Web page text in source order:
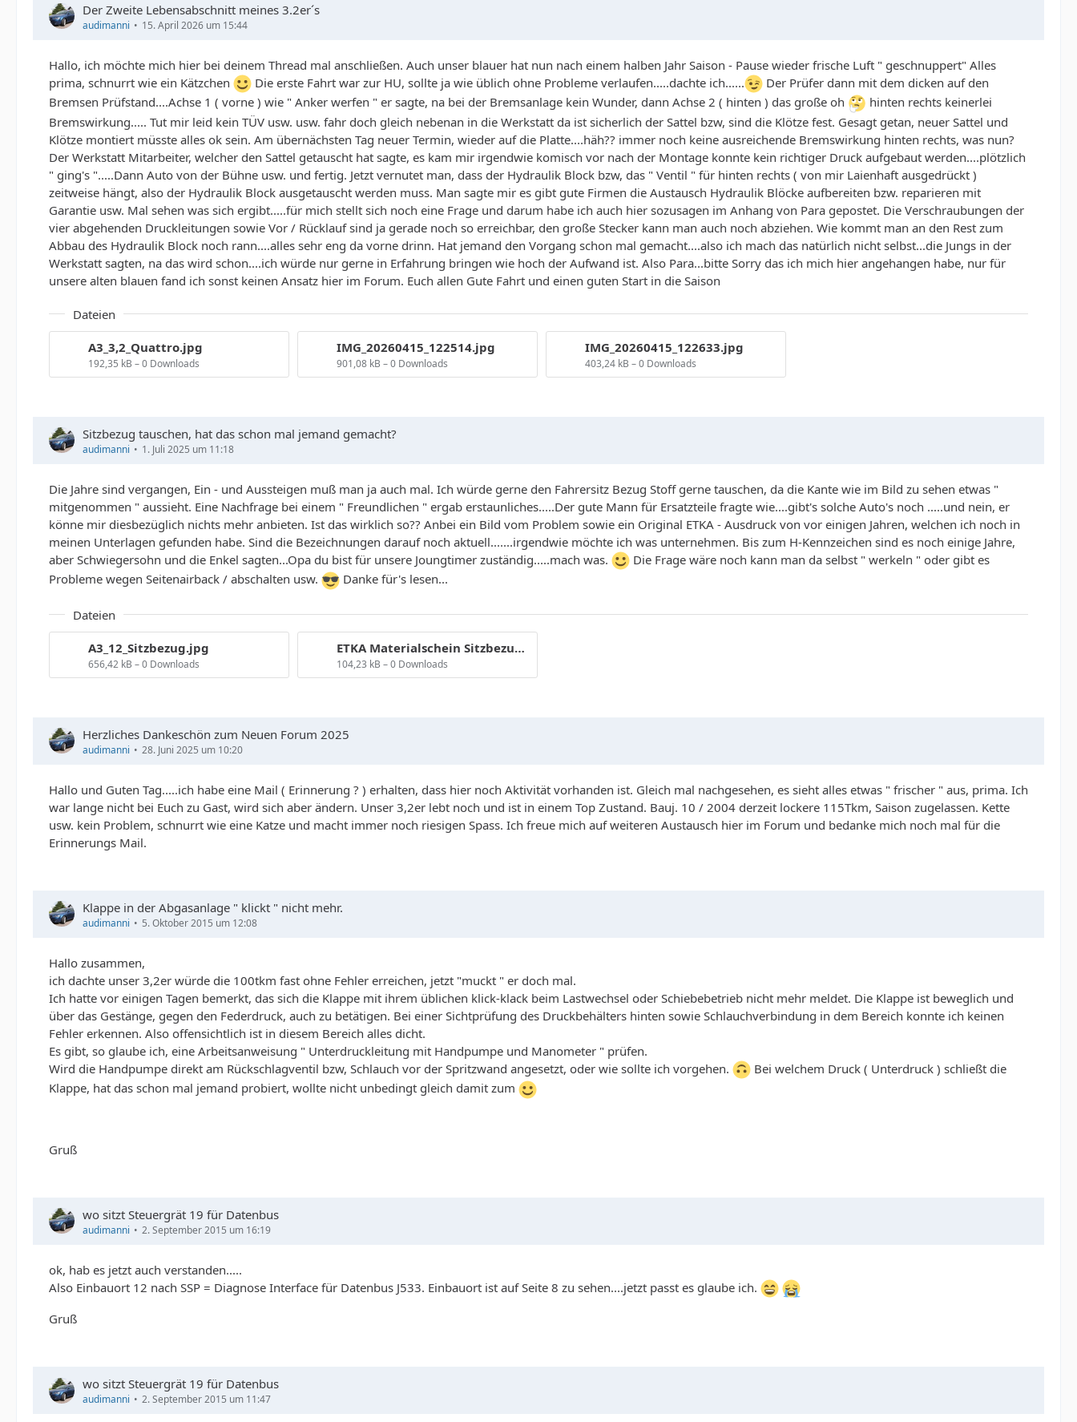
Der Zweite Lebensabschnitt meines 3.2er´s
audimanni 15. April 2026 um 15:44
Hallo, ich möchte mich hier bei deinem Thread mal anschließen. Auch unser blauer hat nun nach einem halben Jahr Saison - Pause wieder frische Luft " geschnuppert" Alles
prima, schnurrt wie ein Kätzchen
Die erste Fahrt war zur HU, sollte ja wie üblich ohne Probleme verlaufen.....dachte ich......
Der Prüfer dann mit dem dicken auf den
Bremsen Prüfstand....Achse 1 ( vorne ) wie " Anker werfen " er sagte, na bei der Bremsanlage kein Wunder, dann Achse 2 ( hinten ) das große oh
hinten rechts keinerlei
Bremswirkung..... Tut mir leid kein TÜV usw. usw. fahr doch gleich nebenan in die Werkstatt da ist sicherlich der Sattel bzw, sind die Klötze fest. Gesagt getan, neuer Sattel und
Klötze montiert müsste alles ok sein. Am übernächsten Tag neuer Termin, wieder auf die Platte....häh?? immer noch keine ausreichende Bremswirkung hinten rechts, was nun?
Der Werkstatt Mitarbeiter, welcher den Sattel getauscht hat sagte, es kam mir irgendwie komisch vor nach der Montage konnte kein richtiger Druck aufgebaut werden....plötzlich
" ging's ".....Dann Auto von der Bühne usw. und fertig. Jetzt vernutet man, dass der Hydraulik Block bzw, das " Ventil " für hinten rechts ( von mir Laienhaft ausgedrückt )
zeitweise hängt, also der Hydraulik Block ausgetauscht werden muss. Man sagte mir es gibt gute Firmen die Austausch Hydraulik Blöcke aufbereiten bzw. reparieren mit
Garantie usw. Mal sehen was sich ergibt.....für mich stellt sich noch eine Frage und darum habe ich auch hier sozusagen im Anhang von Para gepostet. Die Verschraubungen der
vier abgehenden Druckleitungen sowie Vor / Rücklauf sind ja gerade noch so erreichbar, den große Stecker kann man auch noch abziehen. Wie kommt man an den Rest zum
Abbau des Hydraulik Block noch rann....alles sehr eng da vorne drinn. Hat jemand den Vorgang schon mal gemacht....also ich mach das natürlich nicht selbst...die Jungs in der
Werkstatt sagten, na das wird schon....ich würde nur gerne in Erfahrung bringen wie hoch der Aufwand ist. Also Para...bitte Sorry das ich mich hier angehangen habe, nur für
unsere alten blauen fand ich sonst keinen Ansatz hier im Forum. Euch allen Gute Fahrt und einen guten Start in die Saison
Dateien
A3_3,2_Quattro.jpg
192,35 kB – 0 Downloads
IMG_20260415_122514.jpg
901,08 kB – 0 Downloads
IMG_20260415_122633.jpg
403,24 kB – 0 Downloads
Sitzbezug tauschen, hat das schon mal jemand gemacht?
audimanni 1. Juli 2025 um 11:18
Die Jahre sind vergangen, Ein - und Aussteigen muß man ja auch mal. Ich würde gerne den Fahrersitz Bezug Stoff gerne tauschen, da die Kante wie im Bild zu sehen etwas "
mitgenommen " aussieht. Eine Nachfrage bei einem " Freundlichen " ergab erstaunliches.....Der gute Mann für Ersatzteile fragte wie....gibt's solche Auto's noch .....und nein, er
könne mir diesbezüglich nichts mehr anbieten. Ist das wirklich so?? Anbei ein Bild vom Problem sowie ein Original ETKA - Ausdruck von vor einigen Jahren, welchen ich noch in
meinen Unterlagen gefunden habe. Sind die Bezeichnungen darauf noch aktuell.......irgendwie möchte ich was unternehmen. Bis zum H-Kennzeichen sind es noch einige Jahre,
aber Schwiegersohn und die Enkel sagten...Opa du bist für unsere Joungtimer zuständig.....mach was.
Die Frage wäre noch kann man da selbst " werkeln " oder gibt es
Probleme wegen Seitenairback / abschalten usw.
Danke für's lesen...
Dateien
A3_12_Sitzbezug.jpg
656,42 kB – 0 Downloads
ETKA Materialschein Sitzbezug links.jpg
104,23 kB – 0 Downloads
Herzliches Dankeschön zum Neuen Forum 2025
audimanni 28. Juni 2025 um 10:20
Hallo und Guten Tag.....ich habe eine Mail ( Erinnerung ? ) erhalten, dass hier noch Aktivität vorhanden ist. Gleich mal nachgesehen, es sieht alles etwas " frischer " aus, prima. Ich
war lange nicht bei Euch zu Gast, wird sich aber ändern. Unser 3,2er lebt noch und ist in einem Top Zustand. Bauj. 10 / 2004 derzeit lockere 115Tkm, Saison zugelassen. Kette
usw. kein Problem, schnurrt wie eine Katze und macht immer noch riesigen Spass. Ich freue mich auf weiteren Austausch hier im Forum und bedanke mich noch mal für die
Erinnerungs Mail.
Klappe in der Abgasanlage " klickt " nicht mehr.
audimanni 5. Oktober 2015 um 12:08
Hallo zusammen,
ich dachte unser 3,2er würde die 100tkm fast ohne Fehler erreichen, jetzt "muckt " er doch mal.
Ich hatte vor einigen Tagen bemerkt, das sich die Klappe mit ihrem üblichen klick-klack beim Lastwechsel oder Schiebebetrieb nicht mehr meldet. Die Klappe ist beweglich und
über das Gestänge, gegen den Federdruck, auch zu betätigen. Bei einer Sichtprüfung des Druckbehälters hinten sowie Schlauchverbindung in dem Bereich konnte ich keinen
Fehler erkennen. Also offensichtlich ist in diesem Bereich alles dicht.
Es gibt, so glaube ich, eine Arbeitsanweisung " Unterdruckleitung mit Handpumpe und Manometer " prüfen.
Wird die Handpumpe direkt am Rückschlagventil bzw, Schlauch vor der Spritzwand angesetzt, oder wie sollte ich vorgehen.
Bei welchem Druck ( Unterdruck ) schließt die
Klappe, hat das schon mal jemand probiert, wollte nicht unbedingt gleich damit zum
Gruß
wo sitzt Steuergrät 19 für Datenbus
audimanni 2. September 2015 um 16:19
ok, hab es jetzt auch verstanden.....
Also Einbauort 12 nach SSP = Diagnose Interface für Datenbus J533. Einbauort ist auf Seite 8 zu sehen....jetzt passt es glaube ich.
Gruß
wo sitzt Steuergrät 19 für Datenbus
audimanni 2. September 2015 um 11:47